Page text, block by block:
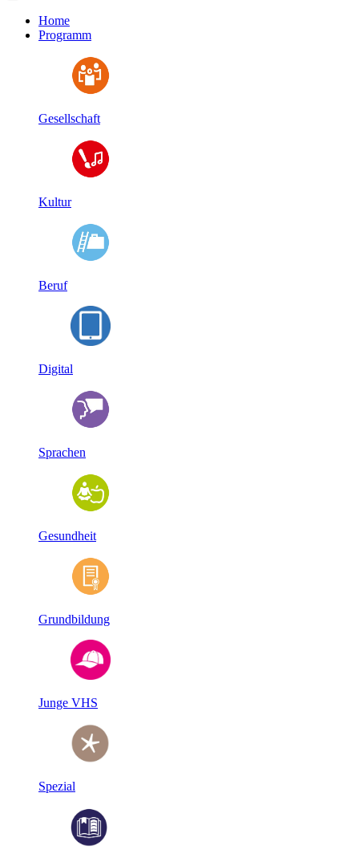
Home
Programm
Gesellschaft
Kultur
Beruf
Digital
Sprachen
Gesundheit
Grundbildung
Junge VHS
Spezial